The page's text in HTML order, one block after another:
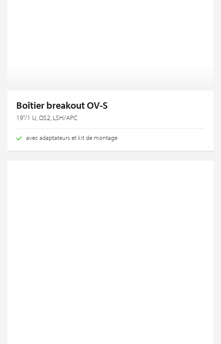
Boîtier breakout OV-S
19‘‘/1 U, OS2, LSH/APC
avec adaptateurs et kit de montage